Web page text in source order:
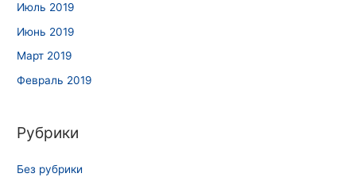
Июль 2019
Июнь 2019
Март 2019
Февраль 2019
Рубрики
Без рубрики